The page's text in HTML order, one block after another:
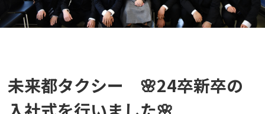
未来都タクシー 🌸24卒新卒の